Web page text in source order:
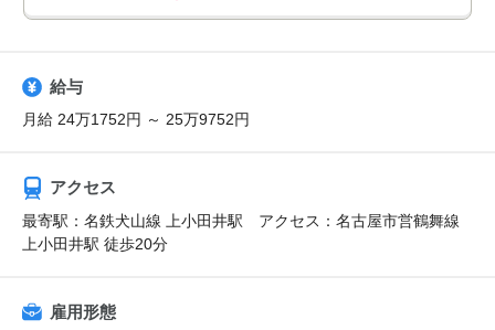
給与
月給 24万1752円 ～ 25万9752円
アクセス
最寄駅：名鉄犬山線 上小田井駅 アクセス：名古屋市営鶴舞線
上小田井駅 徒歩20分
雇用形態